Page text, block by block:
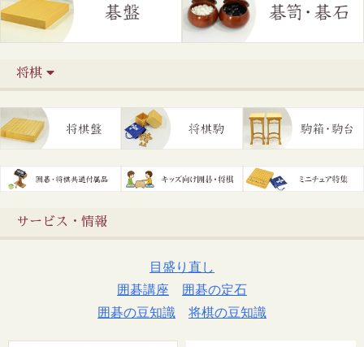
将棋
サービス・情報
目盛り直し
囲碁講座
囲碁の定石
囲碁の豆知識
将棋の豆知識